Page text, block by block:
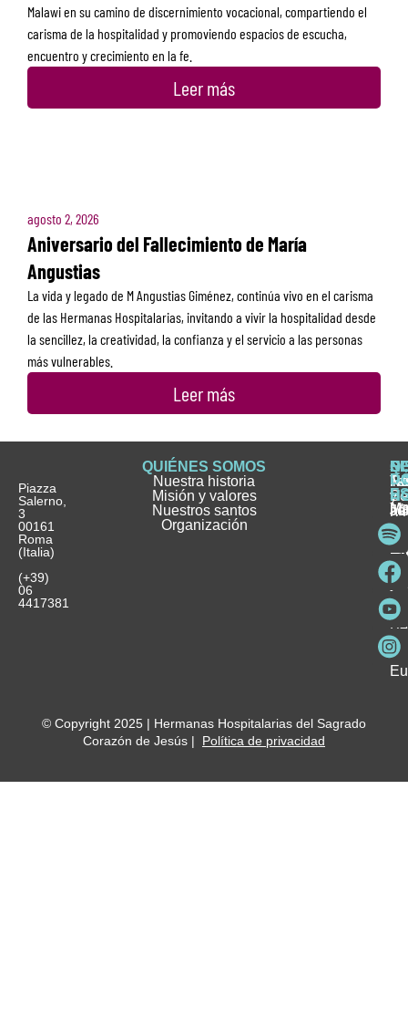
Malawi en su camino de discernimiento vocacional, compartiendo el
carisma de la hospitalidad y promoviendo espacios de escucha,
encuentro y crecimiento en la fe.
Leer más
agosto 2, 2026
Aniversario del Fallecimiento de María
Angustias
La vida y legado de M Angustias Giménez, continúa vivo en el carisma
de las Hermanas Hospitalarias, invitando a vivir la hospitalidad desde
la sencillez, la creatividad, la confianza y el servicio a las personas
más vulnerables.
Leer más
Piazza
Salerno,
3
00161
Roma
(Italia)
(+39)
06
4417381
QUIÉNES SOMOS
Nuestra historia
Misión y valores
Nuestros santos
Organización
e
y
y
© Copyright 2025 | Hermanas Hospitalarias del Sagrado
Corazón de Jesús | Política de privacidad